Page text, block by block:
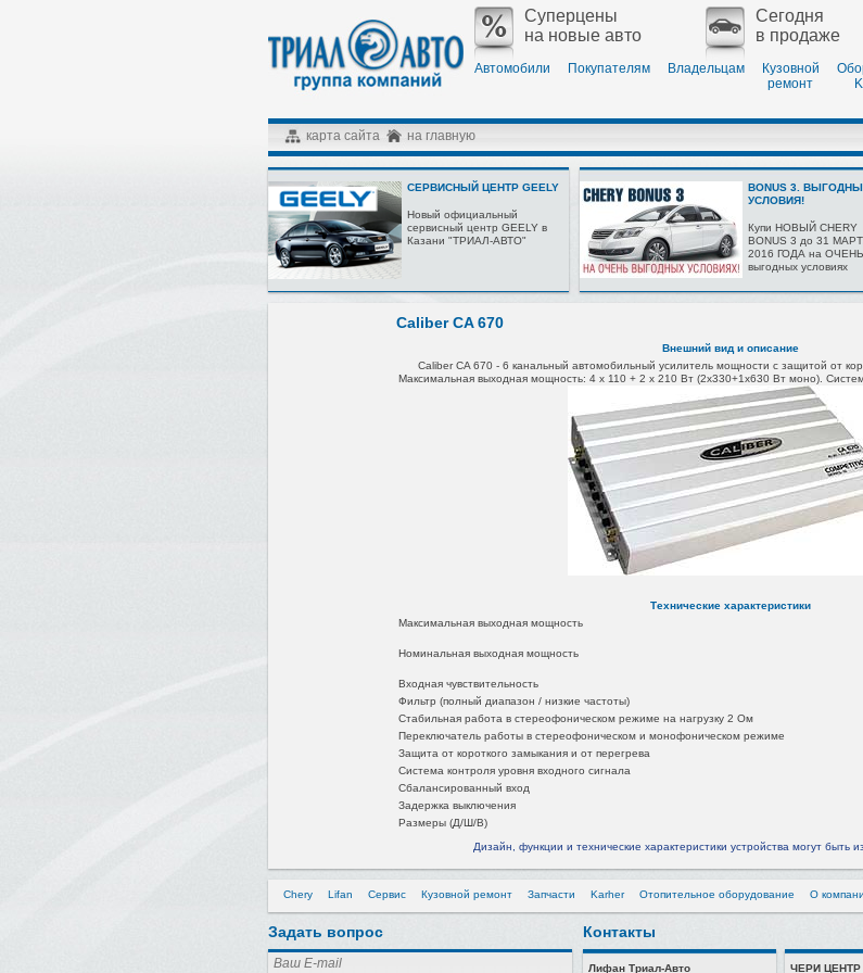
Суперцены
на новые авто
Сегодня
в продаже
Автомобили Покупателям Владельцам
Кузовной
ремонт
карта сайта на главную
СЕРВИСНЫЙ ЦЕНТР GEELY
Новый официальный
сервисный центр GEELY в
Казани "ТРИАЛ-АВТО"
BONUS 3.
УСЛОВИЯ!
Купи НОВЫЙ CHERY
BONUS 3 до 31
2016 ГОДА на ОЧЕНЬ
выгодных условиях
Caliber CA 670
Внешний вид и описание
Caliber CA 670 - 6 канальный автомобильный усилитель мощности с защитой от
Максимальная выходная мощность: 4 x 110 + 2 х 210 Вт (2x330+1x630 Вт моно).
Технические характеристики
Максимальная выходная мощность
Номинальная выходная мощность
Входная чувствительность
Фильтр (полный диапазон / низкие частоты)
Стабильная работа в стереофоническом режиме на нагрузку 2 Ом
Переключатель работы в стереофоническом и монофоническом режиме
Защита от короткого замыкания и от перегрева
Система контроля уровня входного сигнала
Сбалансированный вход
Задержка выключения
Размеры (Д/Ш/В)
Дизайн, функции и технические характеристики устройства могут быть
Chery Lifan Сервис Кузовной ремонт Запчасти Karher Отопительное оборудование О
Задать вопрос Контакты
Лифан Триал-Авто ЧЕРИ ЦЕНТР